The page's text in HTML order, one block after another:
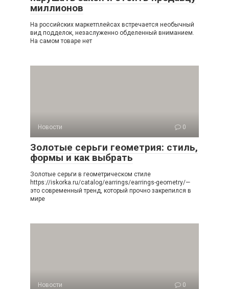
миллионов
На российских маркетплейсах встречается необычный
вид подделок, незаслуженно обделенный вниманием.
На самом товаре нет
Новости 0
Золотые серьги геометрия: стиль,
формы и как выбрать
Золотые серьги в геометрическом стиле
https://iskorka.ru/catalog/earrings/earrings-geometry/—
это современный тренд, который прочно закрепился в
мире
Новости 0